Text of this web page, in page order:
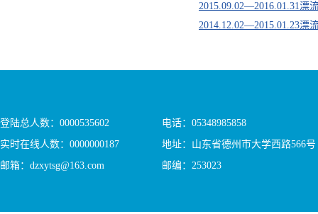
2015.09.02—2016.01.31漂
2014.12.02—2015.01.23漂
登陆总人数： 0000535602
实时在线人数： 0000000187
邮箱：dzxytsg@163.com
电话：05348985858
地址：山东省德州市大学西路566号
邮编：253023